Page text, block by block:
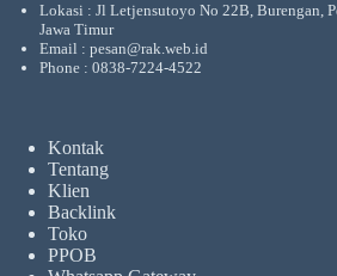
Lokasi : Jl Letjensutoyo No 22B, Burengan,
Jawa Timur
Email : pesan@rak.web.id
Phone : 0838-7224-4522
Kontak
Tentang
Klien
Backlink
Toko
PPOB